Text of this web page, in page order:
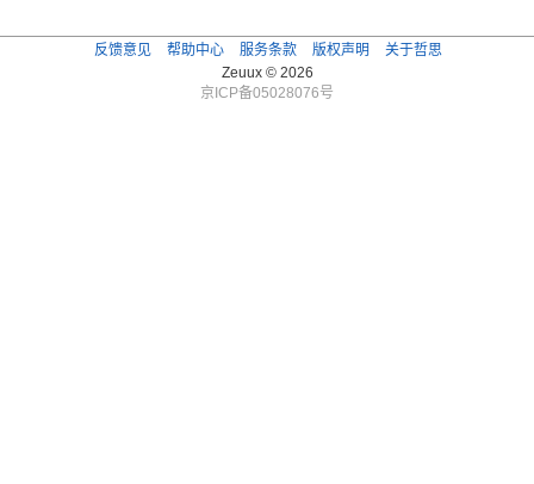
反馈意见 帮助中心 服务条款 版权声明
关于哲思
Zeuux © 2026
京ICP备05028076号